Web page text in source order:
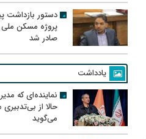
دستور بازداشت
پروژه مسکن
صادر شد
یادداشت
نماینده‌ای که
حالا از
می‌گوید